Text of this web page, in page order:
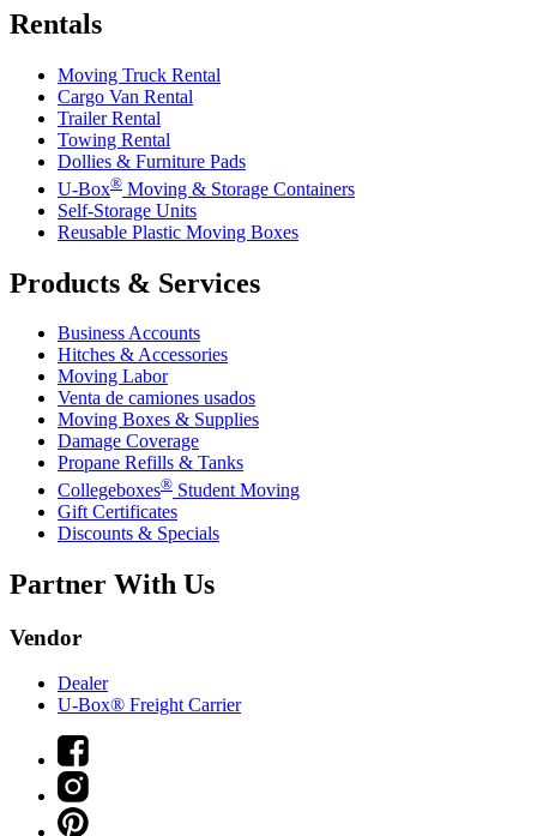
Rentals
Moving Truck Rental
Cargo Van Rental
Trailer Rental
Towing Rental
Dollies & Furniture Pads
U-Box® Moving & Storage Containers
Self-Storage Units
Reusable Plastic Moving Boxes
Products & Services
Business Accounts
Hitches & Accessories
Moving Labor
Venta de camiones usados
Moving Boxes & Supplies
Damage Coverage
Propane Refills & Tanks
Collegeboxes® Student Moving
Gift Certificates
Discounts & Specials
Partner With Us
Vendor
Dealer
U-Box® Freight Carrier